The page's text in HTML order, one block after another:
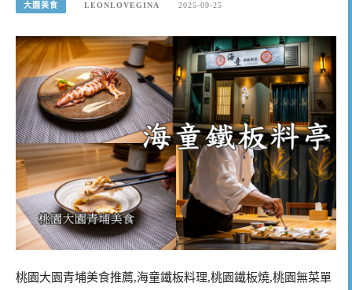
大園美食 LEONLOVEGINA 2025-09-25
桃園大園青埔美食推薦,海童鐵板料理,桃園鐵板燒,桃園無菜單